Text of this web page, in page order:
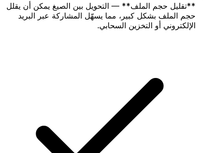
**تقليل حجم الملف** — التحويل بين الصيغ يمكن أن يقلل
حجم الملف بشكل كبير، مما يسهّل المشاركة عبر البريد
الإلكتروني أو التخزين السحابي.